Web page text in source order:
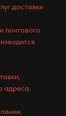
доставки
почтового
адреса.